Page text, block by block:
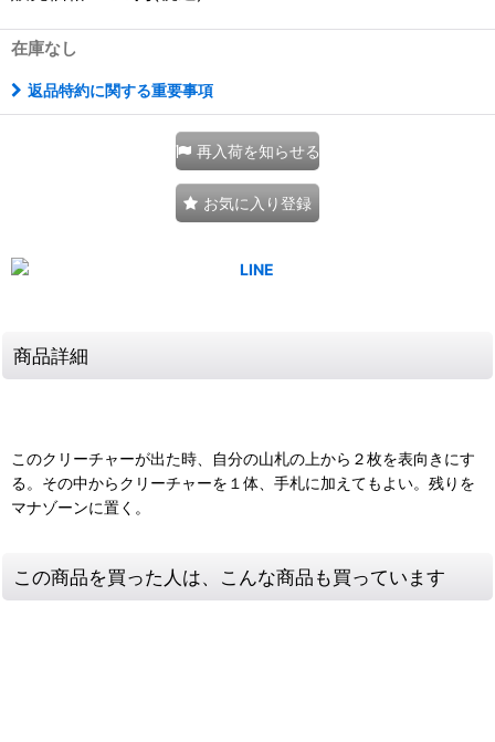
在庫なし
返品特約に関する重要事項
再入荷を知らせる
お気に入り登録
商品詳細
このクリーチャーが出た時、自分の山札の上から２枚を表向きにす
る。その中からクリーチャーを１体、手札に加えてもよい。残りを
マナゾーンに置く。
この商品を買った人は、こんな商品も買っています